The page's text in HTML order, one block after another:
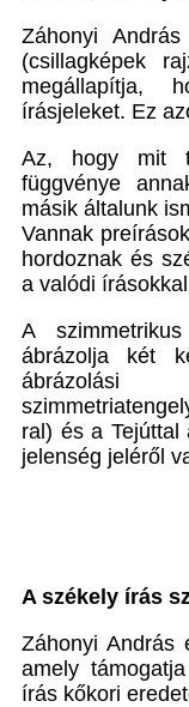
Záhonyi
(csillagképek
megállapítja,
írásjeleket. Ez
Az, hogy mit
függvénye
másik általunk
Vannak
hordoznak és
a valódi
A
ábrázolja két
ábrázolási
ral) és a
jelenség jeléről
A székely írás
Záhonyi András
amely
írás kőkori